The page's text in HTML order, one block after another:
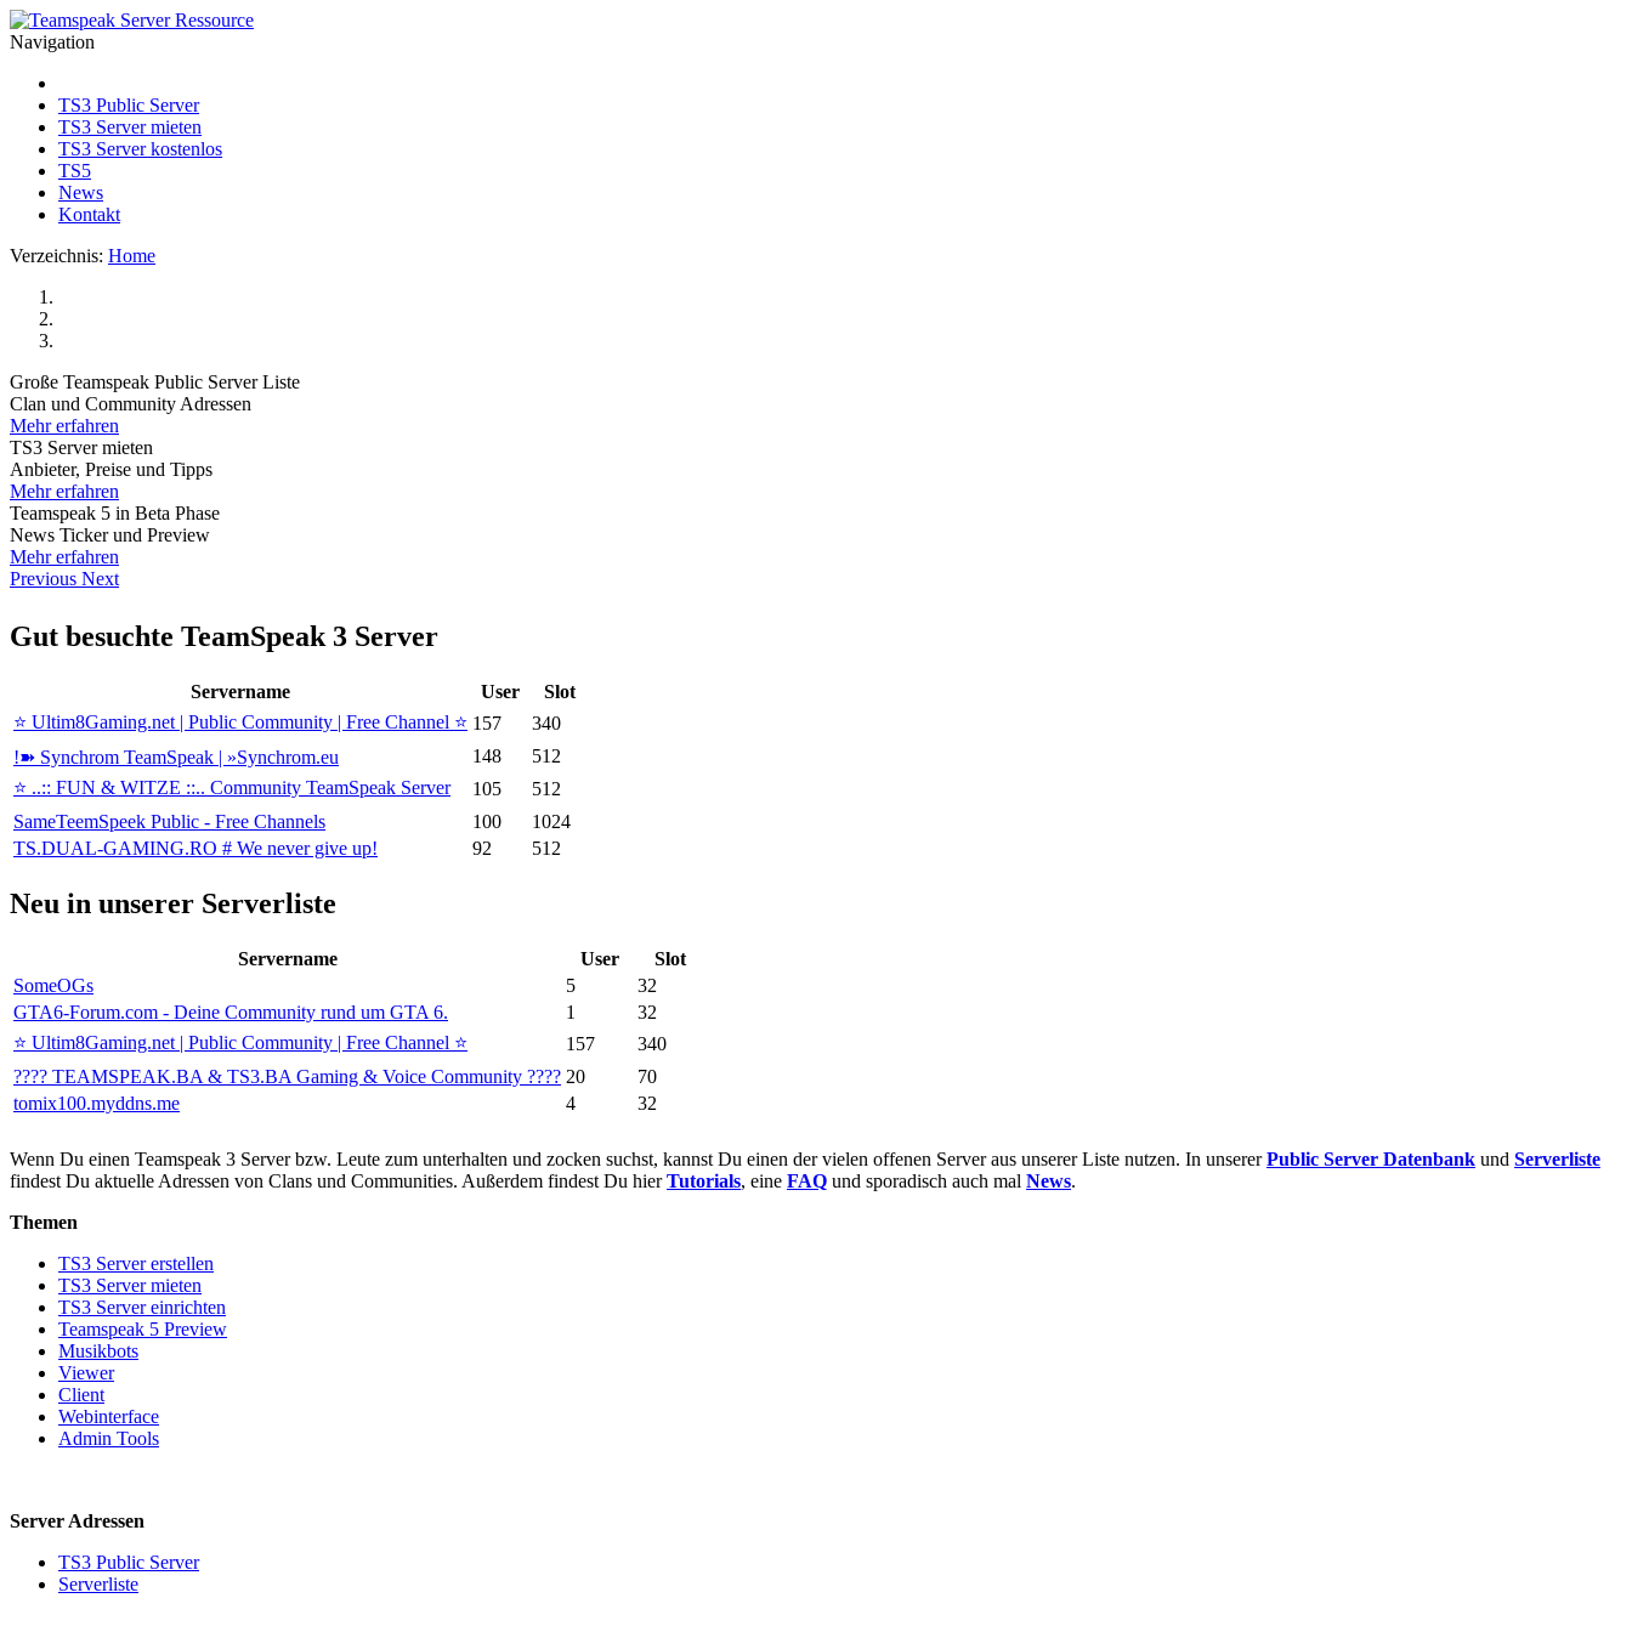
Navigation
TS3 Public Server
TS3 Server mieten
TS3 Server kostenlos
TS5
News
Kontakt
Verzeichnis: Home
Große Teamspeak Public Server Liste
Clan und Community Adressen
Mehr erfahren
TS3 Server mieten
Anbieter, Preise und Tipps
Mehr erfahren
Teamspeak 5 in Beta Phase
News Ticker und Preview
Mehr erfahren
Previous Next
Gut besuchte TeamSpeak 3 Server
Servername User
Slot
⭐ Ultim8Gaming.net | Public Community | Free Channel ⭐ 157
340
!➽ Synchrom TeamSpeak | »Synchrom.eu
148
512
⭐️ ..:: FUN & WITZE ::.. Community TeamSpeak Server
105
512
SameTeemSpeek Public - Free Channels
100
1024
TS.DUAL-GAMING.RO # We never give up!
92 512
Neu in unserer Serverliste
Servername User
Slot
SomeOGs
5
32
GTA6-Forum.com - Deine Community rund um GTA 6.
1
32
⭐ Ultim8Gaming.net | Public Community | Free Channel ⭐
157
340
???? TEAMSPEAK.BA & TS3.BA Gaming & Voice Community ???? 20
70
tomix100.myddns.me
4 32
Wenn Du einen Teamspeak 3 Server bzw. Leute zum unterhalten und zocken suchst, kannst Du einen der vielen offenen Server aus unserer Liste nutzen. In unsererPublic Server Datenbank und Serverliste
findest Du aktuelle Adressen von Clans und Communities. Außerdem findest Du hierTutorials, eine FAQ und sporadisch auch mal News.
Themen
TS3 Server erstellen
TS3 Server mieten
TS3 Server einrichten
Teamspeak 5 Preview
Musikbots
Viewer
Client
Webinterface
Admin Tools
Server Adressen
TS3 Public Server
Serverliste